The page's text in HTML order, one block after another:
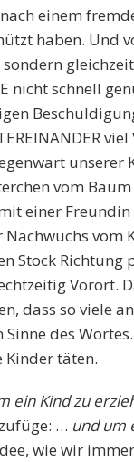
einem
haben. Und
nicht schnell
unserer
vom
einer
Stock Richtung
Vorort.
dass so viele
des
Kinder täten.
ein Kind zu
… und um
wie wir